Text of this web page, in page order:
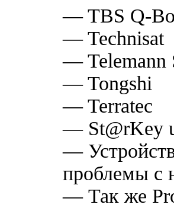
— TBS Q-
— Technisat
— Telemann
— Tongshi
— Terratec
— St@rKey
—
проблемы с
— Так же